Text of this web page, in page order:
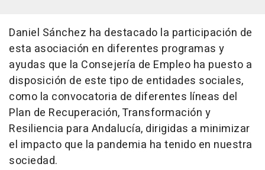
Daniel Sánchez ha destacado la participación de
esta asociación en diferentes programas y
ayudas que la Consejería de Empleo ha puesto a
disposición de este tipo de entidades sociales,
como la convocatoria de diferentes líneas del
Plan de Recuperación, Transformación y
Resiliencia para Andalucía, dirigidas a minimizar
el impacto que la pandemia ha tenido en nuestra
sociedad.